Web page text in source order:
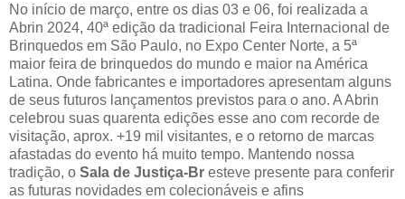
No início de março, entre os dias 03 e 06, foi realizada a
Abrin 2024, 40ª edição da tradicional Feira Internacional de
Brinquedos em São Paulo, no Expo Center Norte, a 5ª
maior feira de brinquedos do mundo e maior na América
Latina. Onde fabricantes e importadores apresentam alguns
de seus futuros lançamentos previstos para o ano. A Abrin
celebrou suas quarenta edições esse ano com recorde de
visitação, aprox. +19 mil visitantes, e o retorno de marcas
afastadas do evento há muito tempo. Mantendo nossa
tradição, o Sala de Justiça-Br esteve presente para conferir
as futuras novidades em colecionáveis e afins